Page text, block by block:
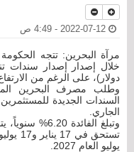
مرآة البحرين: تتجه
دولار)، على الرغم من
وطلب مصرف البحرين
الجاري.
وتبلغ الفائدة
يوليو العام 2027.